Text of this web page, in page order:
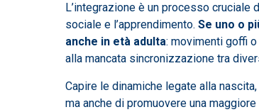
L’integrazione è un processo
sociale e l’apprendimento. Se uno o
anche in età adulta: movimenti goffi
alla mancata sincronizzazione tra
Capire le dinamiche legate alla
ma anche di promuovere una